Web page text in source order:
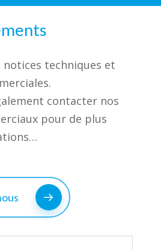
notices techniques et
contacter nos
pour de plus